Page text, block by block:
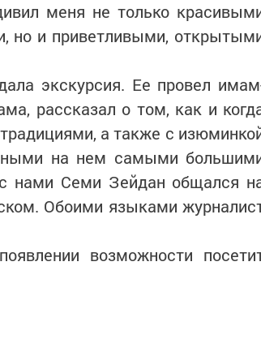
меня не только
но и приветливыми,
экскурсия. Ее провел
рассказал о том, как и
а также с
на нем самыми
нами Семи Зейдан общался
Обоими языками
возможности